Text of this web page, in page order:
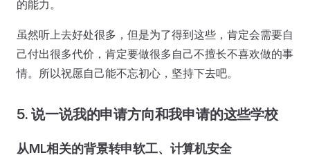
的能力。
虽然听上去好处很多，但是为了得到这些，肯定会需要自
己付出很多代价，肯定要做很多自己不擅长不喜欢做的事
情。所以祝愿自己能不忘初心，坚持下去吧。
5. 说一说我的申请方向和我申请的这些学校
从ML相关的背景转申软工、计算机安全